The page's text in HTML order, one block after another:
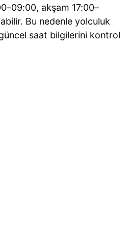
akşam 17:00–
Bu nedenle yolculuk
saat bilgilerini kontrol